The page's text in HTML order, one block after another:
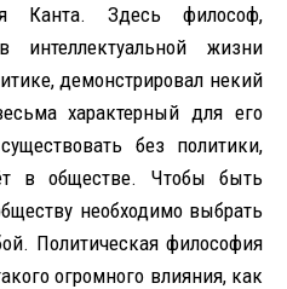
Канта. Здесь философ,
интеллектуальной жизни
демонстрировал некий
характерный для его
без политики,
в обществе. Чтобы быть
необходимо выбрать
Политическая философия
огромного влияния, как